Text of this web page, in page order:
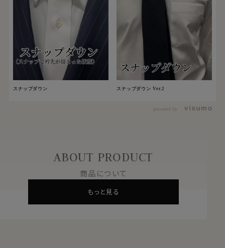
スナップダウン スナップダウン Ver.2
powered by
ABOUT PRODUCT
商品について
もっと見る